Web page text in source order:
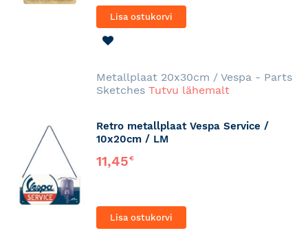
Lisa ostukorvi
Metallplaat 20x30cm / Vespa - Parts
Sketches Tutvu lähemalt
Retro metallplaat Vespa Service /
10x20cm / LM
11,45€
Lisa ostukorvi